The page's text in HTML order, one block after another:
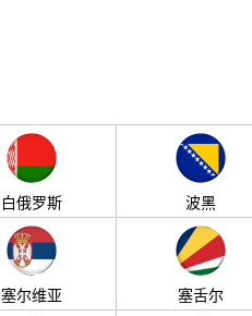
白俄罗斯 波黑
塞尔维亚 塞舌尔